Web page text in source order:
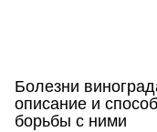
Болезни
описание и
борьбы с ними